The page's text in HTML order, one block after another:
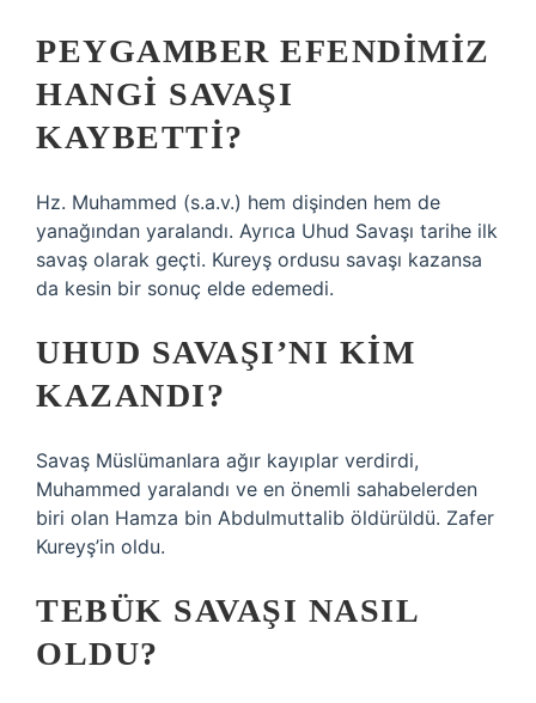
PEYGAMBER EFENDIMIZ
HANGI SAVAŞI
KAYBETTI?
Hz. Muhammed (s.a.v.) hem dişinden hem de
yanağından yaralandı. Ayrıca Uhud Savaşı tarihe ilk
savaş olarak geçti. Kureyş ordusu savaşı kazansa
da kesin bir sonuç elde edemedi.
UHUD SAVAŞI’NI KIM
KAZANDI?
Savaş Müslümanlara ağır kayıplar verdirdi,
Muhammed yaralandı ve en önemli sahabelerden
biri olan Hamza bin Abdulmuttalib öldürüldü. Zafer
Kureyş’in oldu.
TEBÜK SAVAŞI NASIL
OLDU?